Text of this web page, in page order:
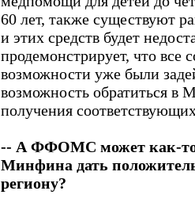
60 лет, также существуют
и этих средств будет
продемонстрирует, что все
возможности уже были
возможность обратиться в
получения
-- А ФФОМС может как-то
Минфина дать
региону?